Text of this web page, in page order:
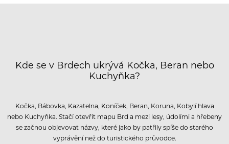
Kde se v Brdech ukrývá Kočka, Beran nebo
Kuchyňka?
Kočka, Bábovka, Kazatelna, Koníček, Beran, Koruna, Kobylí hlava
nebo Kuchyňka. Stačí otevřít mapu Brd a mezi lesy, údolími a hřebeny
se začnou objevovat názvy, které jako by patřily spíše do starého
vyprávění než do turistického průvodce.